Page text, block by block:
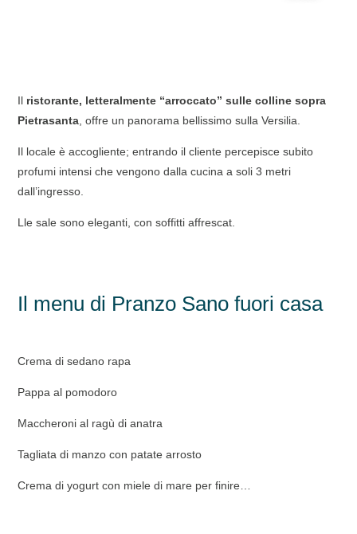
Il ristorante, letteralmente “arroccato” sulle colline sopra
Pietrasanta , offre un panorama bellissimo sulla Versilia.
Il locale è accogliente; entrando il cliente percepisce subito
profumi intensi che vengono dalla cucina a soli 3 metri
dall’ingresso.
Lle sale sono eleganti, con soffitti affrescat.
Il menu di Pranzo Sano fuori casa
Crema di sedano rapa
Pappa al pomodoro
Maccheroni al ragù di anatra
Tagliata di manzo con patate arrosto
Crema di yogurt con miele di mare per finire…